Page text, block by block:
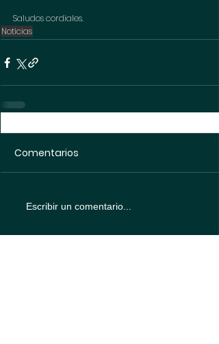
Saludos cordiales.
Noticias
Comentarios
Escribir un comentario...